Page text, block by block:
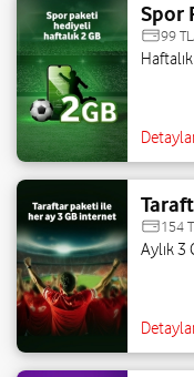
Spor
99
154
Aylık 3